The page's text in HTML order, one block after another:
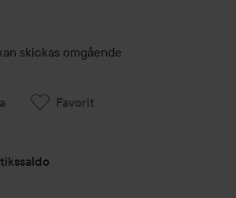
skickas omgående
Favorit